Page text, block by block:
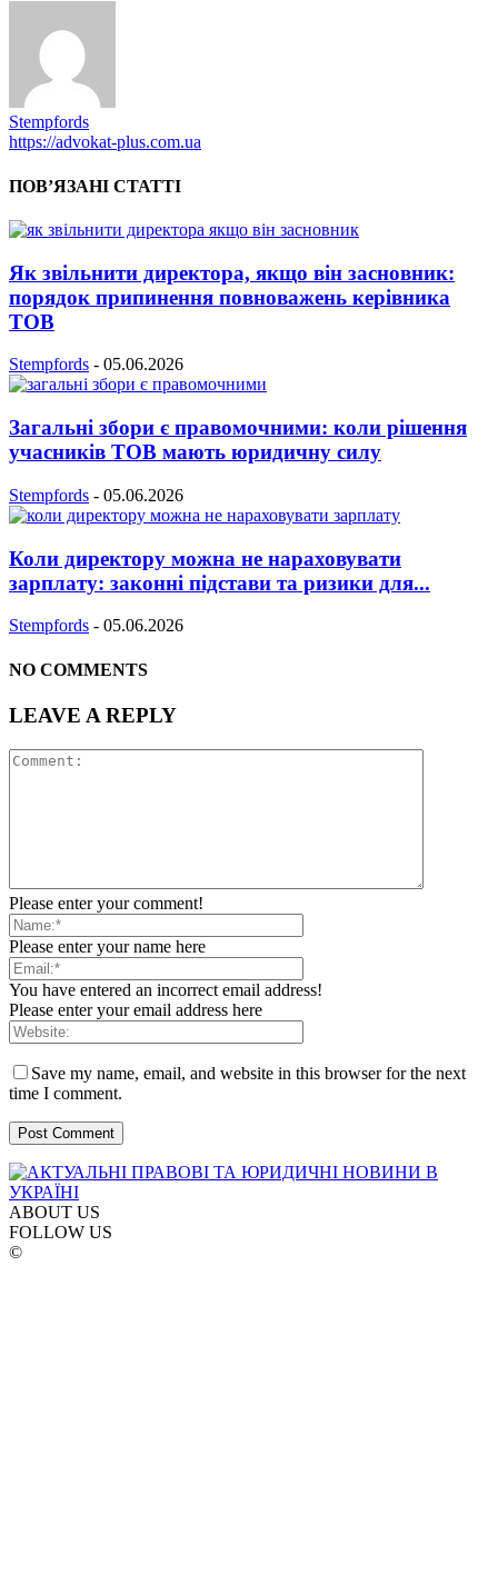
Stempfords
https://advokat-plus.com.ua
ПОВ’ЯЗАНІ СТАТТІ
Як звільнити директора, якщо він засновник:
порядок припинення повноважень керівника
ТОВ
Stempfords - 05.06.2026
Загальні збори є правомочними: коли рішення
учасників ТОВ мають юридичну силу
Stempfords - 05.06.2026
Коли директору можна не нараховувати
зарплату: законні підстави та ризики для...
Stempfords - 05.06.2026
NO COMMENTS
LEAVE A REPLY
Please enter your comment!
Please enter your name here
You have entered an incorrect email address!
Please enter your email address here
Save my name, email, and website in this browser for the next
time I comment.
ABOUT US
FOLLOW US
©